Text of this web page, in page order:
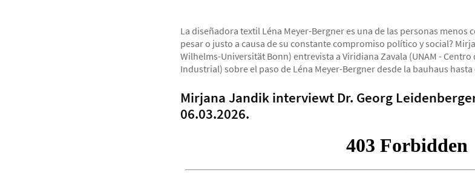
La diseñadora textil Léna Meyer-Bergner es una de las personas menos
pesar o justo a causa de su constante compromiso político y social?
Wilhelms-Universität Bonn) entrevista a Viridiana Zavala (UNAM -
Industrial) sobre el paso de Léna Meyer-Bergner desde la bauhaus
Mirjana Jandik interviewt Dr. Georg
06.03.2026.